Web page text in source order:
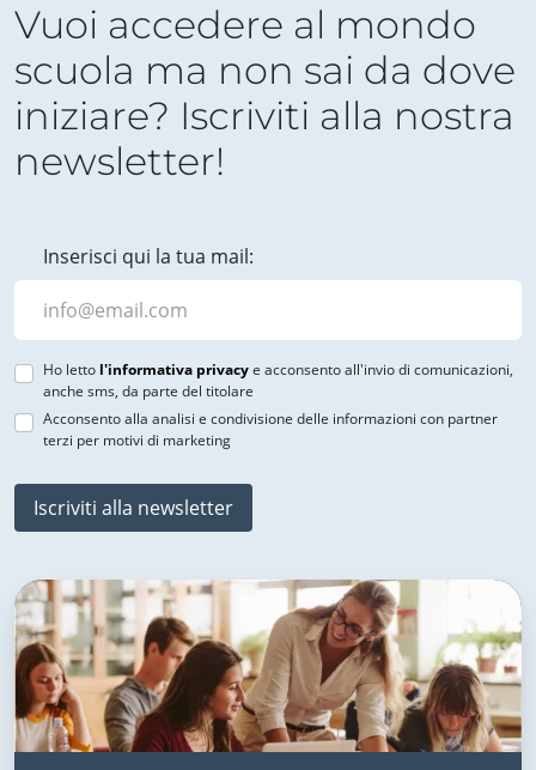
Vuoi accedere al mondo
scuola ma non sai da dove
iniziare? Iscriviti alla nostra
newsletter!
Inserisci qui la tua mail:
Ho letto l'informativa privacye acconsento all'invio di comunicazioni,
anche sms, da parte del titolare
Acconsento alla analisi e condivisione delle informazioni con partner
terzi per motivi di marketing
Iscriviti alla newsletter